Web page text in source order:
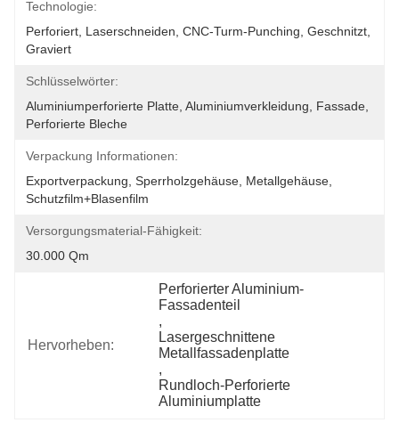
Technologie:
Perforiert, Laserschneiden, CNC-Turm-Punching, Geschnitzt,
Graviert
Schlüsselwörter:
Aluminiumperforierte Platte, Aluminiumverkleidung, Fassade,
Perforierte Bleche
Verpackung Informationen:
Exportverpackung, Sperrholzgehäuse, Metallgehäuse,
Schutzfilm+Blasenfilm
Versorgungsmaterial-Fähigkeit:
30.000 Qm
Hervorheben:
Perforierter Aluminium-
Fassadenteil
,
Lasergeschnittene
Metallfassadenplatte
,
Rundloch-Perforierte
Aluminiumplatte